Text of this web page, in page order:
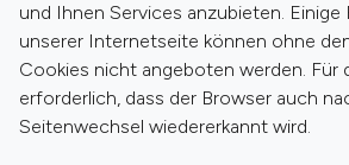
und Ihnen Services anzubieten. Einige
unserer Internetseite können ohne
Cookies nicht angeboten werden. Für
erforderlich, dass der Browser auch
Seitenwechsel wiedererkannt wird.